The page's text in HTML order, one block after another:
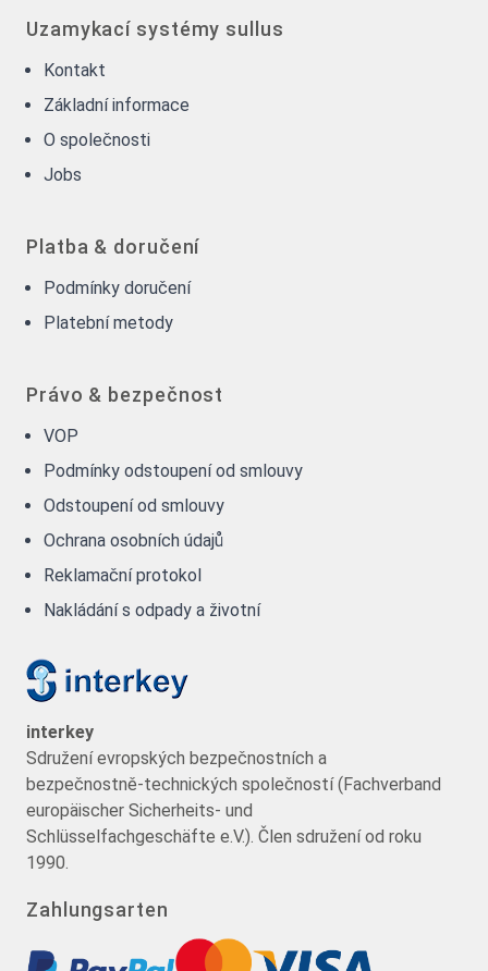
Uzamykací systémy sullus
Kontakt
Základní informace
O společnosti
Jobs
Platba & doručení
Podmínky doručení
Platební metody
Právo & bezpečnost
VOP
Podmínky odstoupení od smlouvy
Odstoupení od smlouvy
Ochrana osobních údajů
Reklamační protokol
Nakládání s odpady a životní
interkey
Sdružení evropských bezpečnostních a
bezpečnostně-technických společností (Fachverband
europäischer Sicherheits- und
Schlüsselfachgeschäfte e.V.). Člen sdružení od roku
1990.
Zahlungsarten